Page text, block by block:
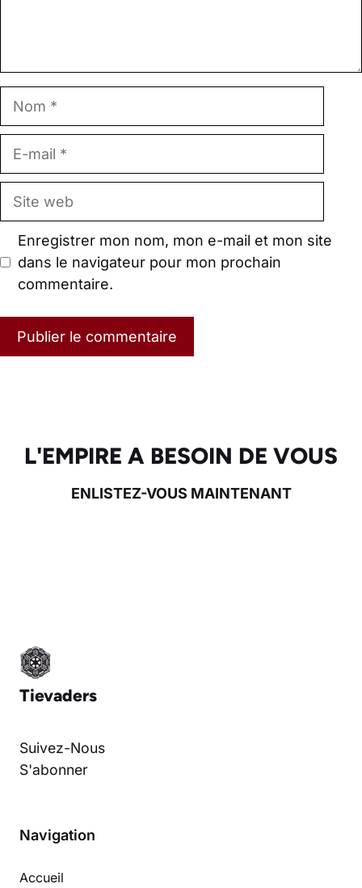
Site
web
Enregistrer mon nom, mon e-mail et mon site
dans le navigateur pour mon prochain
commentaire.
L'EMPIRE A BESOIN DE VOUS
ENLISTEZ-VOUS MAINTENANT
Tievaders
Suivez-Nous
S'abonner
Navigation
Accueil